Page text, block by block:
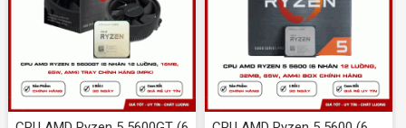
nên mua
Bạn tìm laptop cho sinh viên dưới 15 triệu mượt
mà, bền bỉ? Xem ngay gợi ý các thương hiệu
laptop bền, cấu hình mạnh cho sinh viên sử dụng
4 năm đại học.
Dịch vụ build PC đồ họa tại Đồng Nai theo
yêu cầu, giá tốt, uy tín